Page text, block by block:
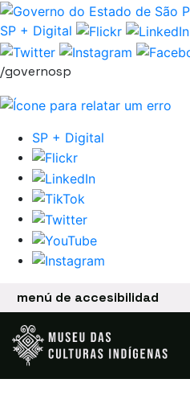
Saltar al contenido principal
SP + Digital
/governosp
SP + Digital
menú de accesibilidad